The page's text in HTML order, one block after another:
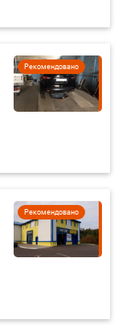
Рекомендовано
Рекомендовано